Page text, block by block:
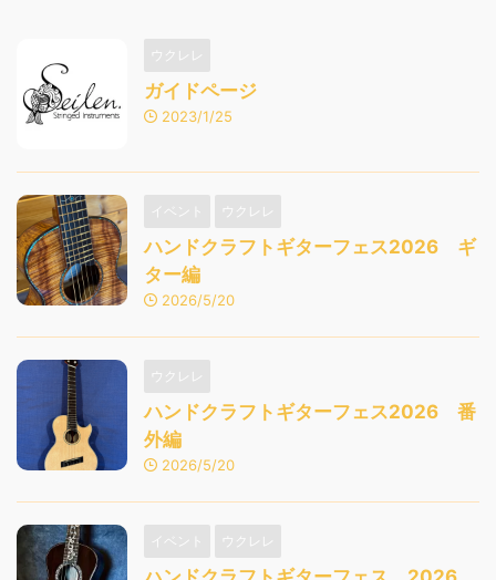
ウクレレ
ガイドページ
2023/1/25
イベント ウクレレ
ハンドクラフトギターフェス2026 ギ
ター編
2026/5/20
ウクレレ
ハンドクラフトギターフェス2026 番
外編
2026/5/20
イベント ウクレレ